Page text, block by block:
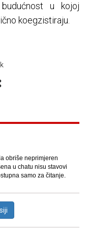
u kojoj
koegzistiraju.
obriše neprimjeren
u chatu nisu stavovi
samo za čitanje.